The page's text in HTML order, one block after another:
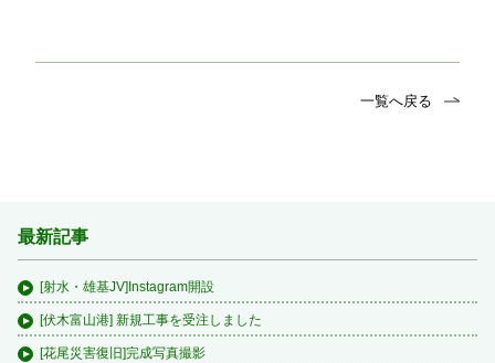
一覧へ戻る
最新記事
[射水・雄基JV]Instagram開設
[伏木富山港] 新規工事を受注しました
[花尾災害復旧]完成写真撮影